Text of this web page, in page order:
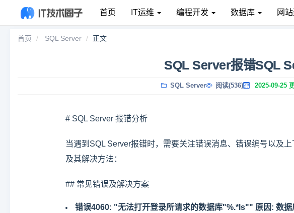
首页 IT运维 编程开发 数据库 网
首页 SQL Server 正文
SQL Server报错SQL
SQL Server 阅读(536) 2025-09-25
# SQL Server 报错分析
当遇到SQL Server报错时，需要关注错误消息、错误编号以及
及其解决方法：
## 常见错误及解决方案
错误4060: "无法打开登录所请求的数据库"%.*ls"" 原因: 数